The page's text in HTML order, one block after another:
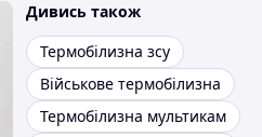
Дивись також
Термобілизна зсу
Військове термобілизна
Термобілизна мультикам